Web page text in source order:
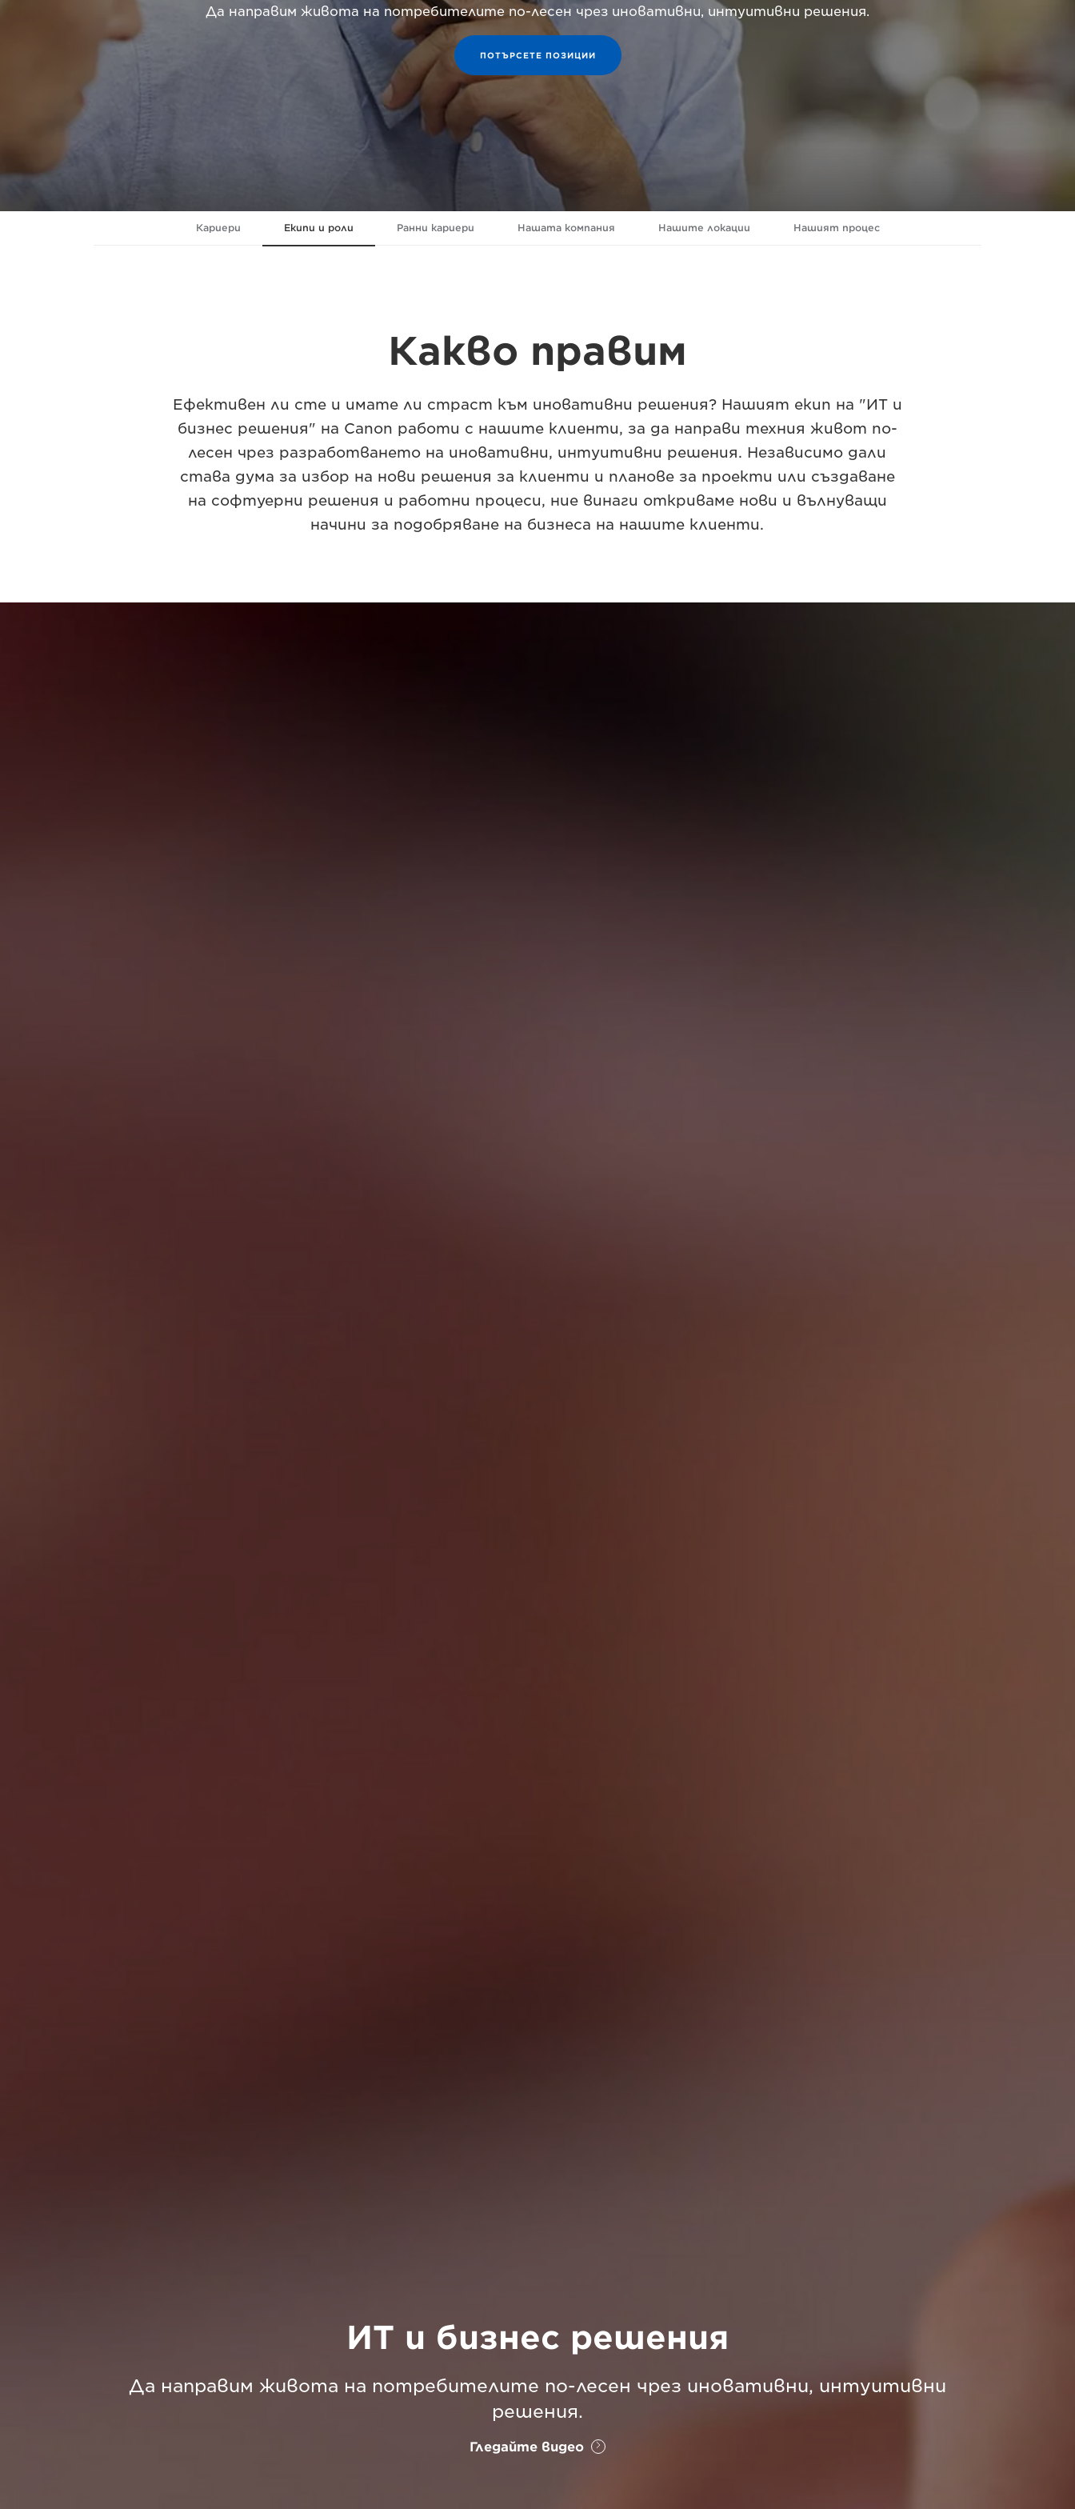
Да направим живота на потребителите по-лесен чрез иновативни, интуитивни решения.
ПОТЪРСЕТЕ ПОЗИЦИИ
Кариери Екипи и роли Ранни кариери Нашата компания Нашите локации Нашият процес
Какво правим
Ефективен ли сте и имате ли страст към иновативни решения? Нашият екип на "ИТ и
бизнес решения" на Canon работи с нашите клиенти, за да направи техния живот по-
лесен чрез разработването на иновативни, интуитивни решения. Независимо дали
става дума за избор на нови решения за клиенти и планове за проекти или създаване
на софтуерни решения и работни процеси, ние винаги откриваме нови и вълнуващи
начини за подобряване на бизнеса на нашите клиенти.
ИТ и бизнес решения
Да направим живота на потребителите по-лесен чрез иновативни, интуитивни
решения.
Гледайте видео